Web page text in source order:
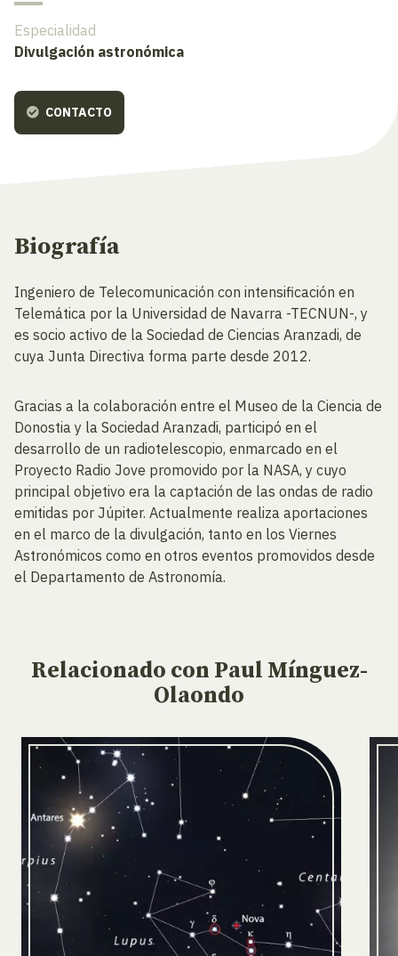
Especialidad
Divulgación astronómica
CONTACTO
Biografía
Ingeniero de Telecomunicación con intensificación en
Telemática por la Universidad de Navarra -TECNUN-, y
es socio activo de la Sociedad de Ciencias Aranzadi, de
cuya Junta Directiva forma parte desde 2012.
Gracias a la colaboración entre el Museo de la Ciencia de
Donostia y la Sociedad Aranzadi, participó en el
desarrollo de un radiotelescopio, enmarcado en el
Proyecto Radio Jove promovido por la NASA, y cuyo
principal objetivo era la captación de las ondas de radio
emitidas por Júpiter. Actualmente realiza aportaciones
en el marco de la divulgación, tanto en los Viernes
Astronómicos como en otros eventos promovidos desde
el Departamento de Astronomía.
Relacionado con Paul Mínguez-
Olaondo